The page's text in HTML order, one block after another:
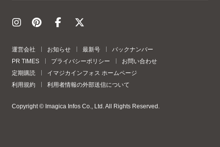
運営会社 お知らせ 最新号
バックナンバー
PR TIMES
プライバシーポリシー
お問い合わせ
定期購読
イマジカインフォス ホームページ
利用規約
利用者情報の外部送信について
Copyright © Imagica Infos Co., Ltd. All Rights Reserved.